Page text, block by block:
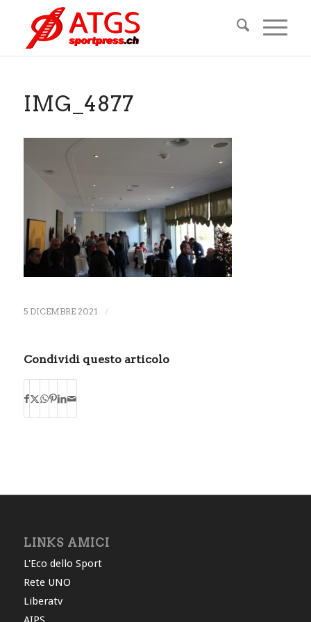
IMG_4877
5 DICEMBRE 2021 /
Condividi questo articolo
LINKS AMICI
L'Eco dello Sport
Rete UNO
Liberatv